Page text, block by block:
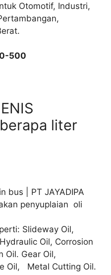
Otomotif, Industri,
500
liter
bus | PT JAYADIPA
penyuplaian oli
Slideway Oil,
Oil, Corrosion
Oil. Gear Oil,
Oil, Metal Cutting Oil.